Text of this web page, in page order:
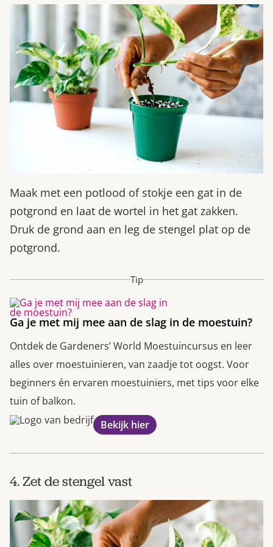
Maak met een potlood of stokje een gat in de
potgrond en laat de wortel in het gat zakken.
Druk de grond aan en leg de stengel plat op de
potgrond.
Tip
Ga je met mij mee aan de slag in de moestuin?
Ontdek de Gardeners’ World Moestuincursus en leer
alles over moestuinieren, van zaadje tot oogst. Voor
beginners én ervaren moestuiniers, met tips voor elke
tuin of balkon.
Bekijk hier
4. Zet de stengel vast